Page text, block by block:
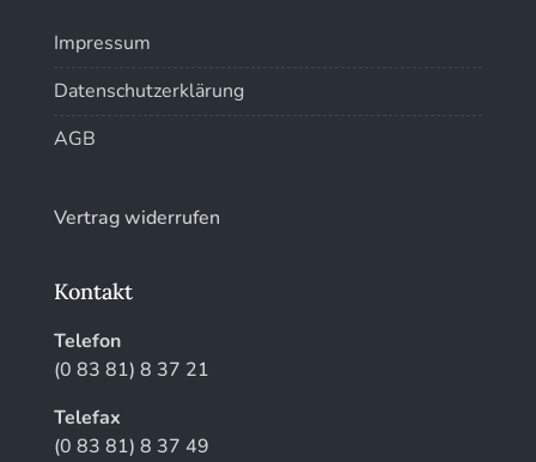
Impressum
Datenschutzerklärung
AGB
Vertrag widerrufen
Kontakt
Telefon
(0 83 81) 8 37 21
Telefax
(0 83 81) 8 37 49